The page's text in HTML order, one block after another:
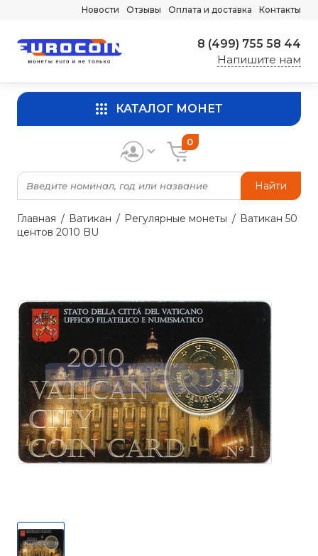
Новости Отзывы Оплата и доставка Контакты
8 (499) 755 58 44
Напишите нам
КАТАЛОГ МОНЕТ
Найти
0
Главная Ватикан Регулярные монеты
Ватикан 50
центов 2010 BU